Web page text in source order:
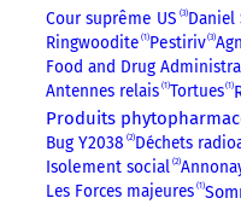
Cour suprême US 3 Daniel
Ringwoodite 1 Pestiriv 3
Food and Drug
Antennes relais 1 Tortues 1
Produits
Bug Y2038 2 Déchets
Isolement social 2
Les Forces majeures 1